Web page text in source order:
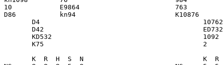
10            E9864                        763
D86           kn94                         K10876
D4
D42
KD532
K75
K  R  H  S  N                              K  R